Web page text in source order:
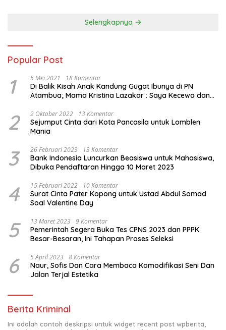
Selengkapnya
Popular Post
1 5 Mei 2021 18 Komentar
Di Balik Kisah Anak Kandung Gugat Ibunya di PN
Atambua; Mama Kristina Lazakar : Saya Kecewa dan
2 2 Oktober 2022 13 Komentar
Sejumput Cinta dari Kota Pancasila untuk Lomblen
Mania
3 26 Februari 2023 13 Komentar
Bank Indonesia Luncurkan Beasiswa untuk Mahasiswa,
Dibuka Pendaftaran Hingga 10 Maret 2023
4 15 Februari 2022 10 Komentar
Surat Cinta Pater Kopong untuk Ustad Abdul Somad
Soal Valentine Day
5 13 Maret 2023 9 Komentar
Pemerintah Segera Buka Tes CPNS 2023 dan PPPK
Besar-Besaran, Ini Tahapan Proses Seleksi
6 5 April 2023 8 Komentar
Naur, Sofis Dan Cara Membaca Komodifikasi Seni Dan
Jalan Terjal Estetika
Berita Kriminal
Ini adalah contoh deskripsi untuk widget recent post wpberita,